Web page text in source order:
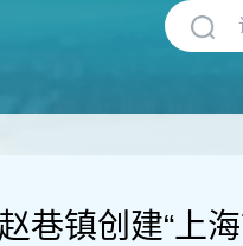
巷镇创建“上